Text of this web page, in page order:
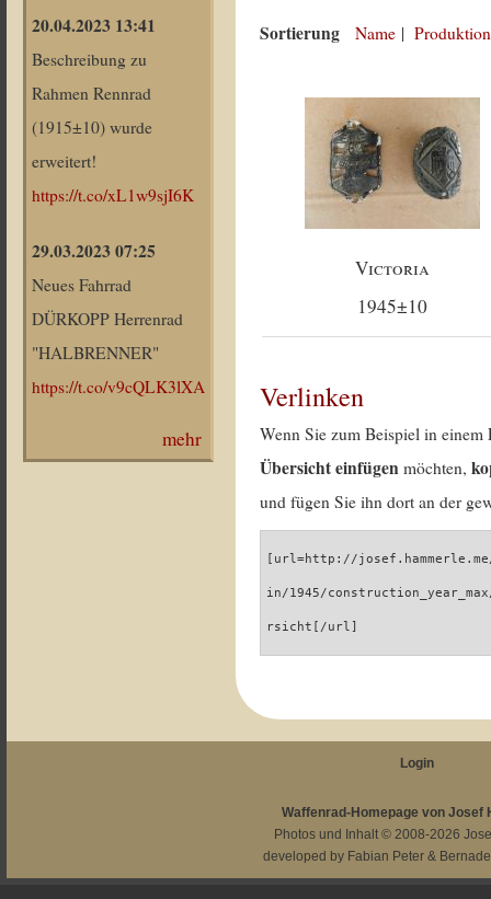
20.04.2023 13:41
Beschreibung zu
Rahmen Rennrad
(1915±10) wurde
erweitert!
https://t.co/xL1w9sjI6K
29.03.2023 07:25
Neues Fahrrad
DÜRKOPP Herrenrad
"HALBRENNER"
https://t.co/v9cQLK3lXA
mehr
Sortierung Name |
Victoria
1945±10
Verlinken
Wenn Sie zum Beispiel in
Übersicht einfügen möchten,
und fügen Sie ihn dort an der
[url=http://
in/1945/
rsicht[/url]
Login
Waffenrad-Homepage von Josef
Photos und Inhalt © 2008-2026
developed by Fabian Peter &